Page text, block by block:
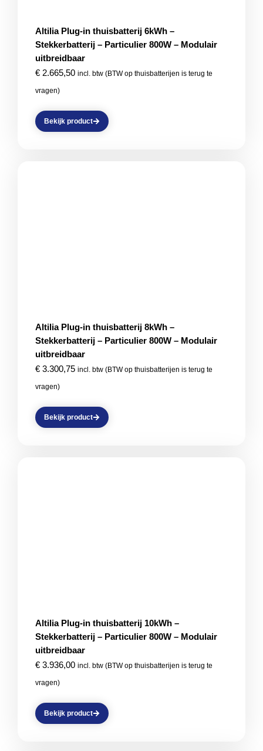
Altilia Plug-in thuisbatterij 6kWh –
Stekkerbatterij – Particulier 800W – Modulair
uitbreidbaar
€ 2.665,50 incl. btw (BTW op thuisbatterijen is terug te
vragen)
Bekijk product
Altilia Plug-in thuisbatterij 8kWh –
Stekkerbatterij – Particulier 800W – Modulair
uitbreidbaar
€ 3.300,75 incl. btw (BTW op thuisbatterijen is terug te
vragen)
Bekijk product
Altilia Plug-in thuisbatterij 10kWh –
Stekkerbatterij – Particulier 800W – Modulair
uitbreidbaar
€ 3.936,00 incl. btw (BTW op thuisbatterijen is terug te
vragen)
Bekijk product